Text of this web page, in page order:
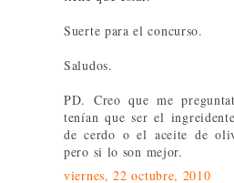
Suerte para el concurso.
Saludos.
PD. Creo que me
tenían que ser el
de cerdo o el aceite de
pero si lo son mejor.
viernes, 22 octubre, 2010